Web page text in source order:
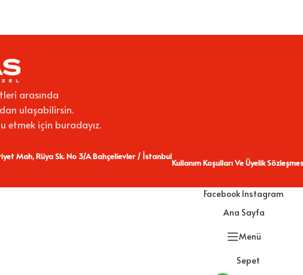
arasında
ulaşabilirsin.
etmek için buradayız.
Mah, Rüya Sk. No 3/A Bahçelievler / İstanbul
Kullanım Koşulları Ve Üyelik
Facebook Instagram
Ana Sayfa
Menü
Sepet